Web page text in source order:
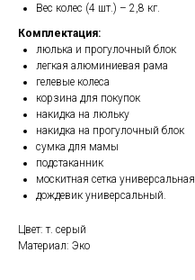
Вес колес (4 шт.) – 2,8 кг.
Комплектация:
люлька и прогулочный блок
легкая алюминиевая рама
гелевые колеса
корзина для покупок
накидка на люльку
накидка на прогулочный блок
сумка для мамы
подстаканник
москитная сетка универсальная
дождевик универсальный.
Цвет: т. серый
Материал: Эко